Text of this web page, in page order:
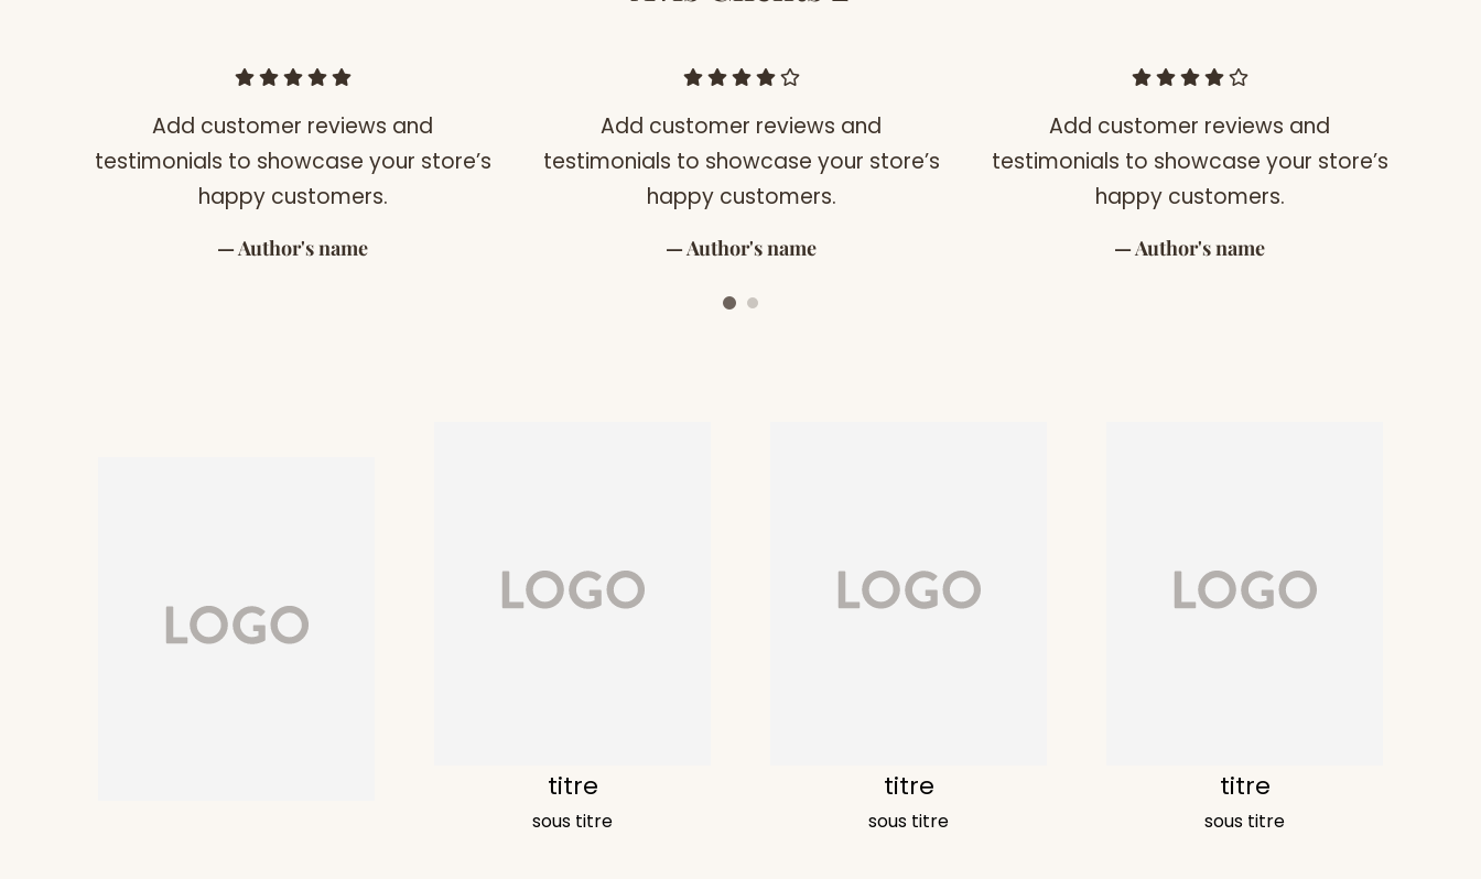
Add customer reviews and
testimonials to showcase your store’s
happy customers.
Author's name
Add customer reviews and
testimonials to showcase your store’s
happy customers.
Author's name
Add customer reviews and
testimonials to showcase your store’s
happy customers.
Author's name
titre
sous titre
titre
sous titre
titre
sous titre